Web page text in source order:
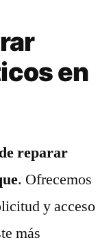
en
reparar
. Ofrecemos
y acceso
más